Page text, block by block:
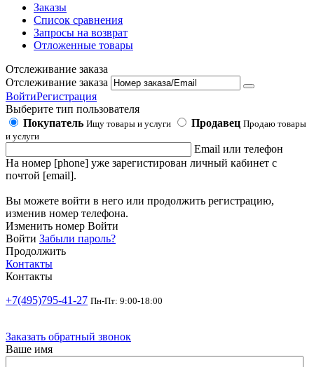
Заказы
Список сравнения
Запросы на возврат
Отложенные товары
Отслеживание заказа
Отслеживание заказа
ВойтиРегистрация
Выберите тип пользователя
Покупатель Ищу товары и услуги Продавец Продаю товары
и услуги
Email или телефон
На номер [phone] уже зарегистирован личный кабинет с
почтой [email].
Вы можете войти в него или продолжить регистрацию,
изменив номер телефона.
Изменить номер Войти
Войти Забыли пароль?
Продолжить
Контакты
Контакты
+7(495)795-41-27 Пн-Пт: 9:00-18:00
Заказать обратный звонок
Ваше имя